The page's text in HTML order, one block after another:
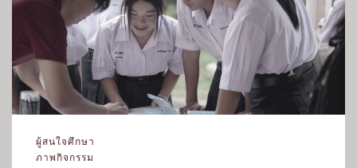
ผู้สนใจศึกษา
ภาพกิจกรรม